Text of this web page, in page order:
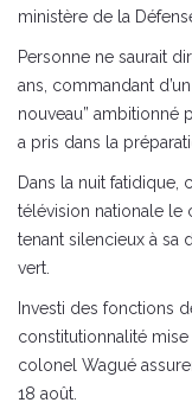
ministère de la
Personne ne saurait
ans, commandant
nouveau” ambitionné
a pris dans la
Dans la nuit fatidique,
télévision nationale le
tenant silencieux à sa
vert.
Investi des fonctions
constitutionnalité
colonel Wagué
18 août.